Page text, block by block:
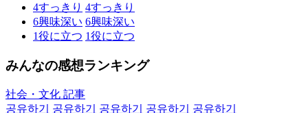
4すっきり 4すっきり
6興味深い 6興味深い
1役に立つ 1役に立つ
みんなの感想ランキング
社会・文化 記事
공유하기
공유하기 공유하기 공유하기
공유하기